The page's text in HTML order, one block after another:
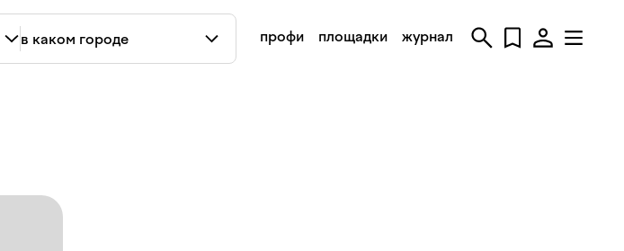
профи площадки журнал